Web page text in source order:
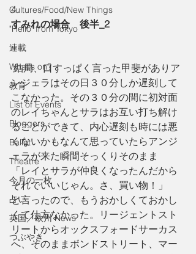
Cultures/Food/New Things
"Hello' from Tokyo
連載
What's on?
教育
List of Events
Bloggers
Ballet
Theatre
今月の一枚
占い
英国／欧州 News
つぶやき
4
すみれの場合　後半_2
結局、口すっぱく言った甲斐がありア
ンジェラはその日３０分しか遅刻して
こなかった。その３０分の間に初対面
のレイちゃんとサラはお互い打ち解け
ることができて、内心遅刻も時には悪
くないかもなんて思っていたらアンジ
ェラが来た瞬間そっくりそのまま
「レイとサラが仲良くなったんだから
それでいいじゃん。さ、買い物！」
と言ったので、もうおかしくておかし
くて仕方なかった。リージェントスト
リートからオックスフォードサーカス
へ、そのままボンドストリート、マー